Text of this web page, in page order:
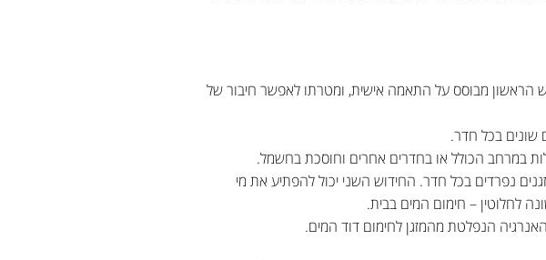
הראשון מבוסס על התאמה אישית, ומטרתו לאפשר חיבור של
במרחב הכולל או בחדרים אחרים וחוסכת בחשמל.
נפרדים בכל חדר. החידוש השני יכול להפתיע את מי
לחלוטין – חימום המים בבית.